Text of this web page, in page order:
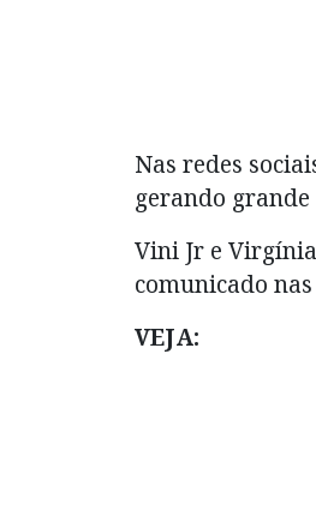
Nas redes
gerando
Vini Jr e
comunicado
VEJA: